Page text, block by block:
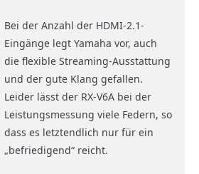
Bei der Anzahl der HDMI-2.1-
Eingänge legt Yamaha vor, auch
die flexible Streaming-Ausstattung
und der gute Klang gefallen.
Leider lässt der RX-V6A bei der
Leistungsmessung viele Federn, so
dass es letztendlich nur für ein
„befriedigend“ reicht.